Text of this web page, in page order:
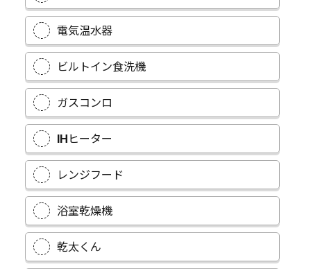
電気温水器
ビルトイン食洗機
ガスコンロ
IHヒーター
レンジフード
浴室乾燥機
乾太くん